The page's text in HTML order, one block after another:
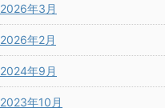
2026年3月
2026年2月
2024年9月
2023年10月